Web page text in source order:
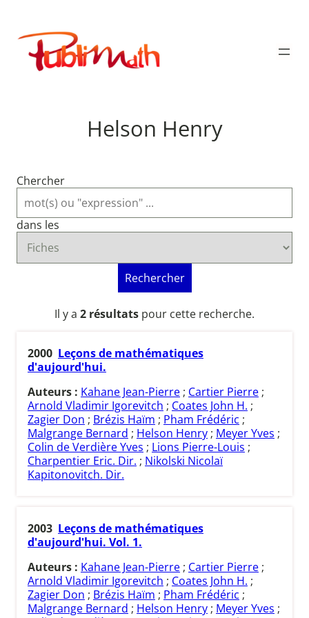
contenu
Publimath
Helson Henry
Chercher
dans les
Rechercher
Il y a 2 résultats pour cette recherche.
2000 Leçons de mathématiques
d'aujourd'hui.
Auteurs : Kahane Jean-Pierre ; Cartier Pierre ;
Arnold Vladimir Igorevitch ; Coates John H. ;
Zagier Don ; Brézis Haïm ; Pham Frédéric ;
Malgrange Bernard ; Helson Henry ; Meyer Yves ;
Colin de Verdière Yves ; Lions Pierre-Louis ;
Charpentier Eric. Dir. ; Nikolski Nicolaï
Kapitonovitch. Dir.
2003 Leçons de mathématiques
d'aujourd'hui. Vol. 1.
Auteurs : Kahane Jean-Pierre ; Cartier Pierre ;
Arnold Vladimir Igorevitch ; Coates John H. ;
Zagier Don ; Brézis Haïm ; Pham Frédéric ;
Malgrange Bernard ; Helson Henry ; Meyer Yves ;